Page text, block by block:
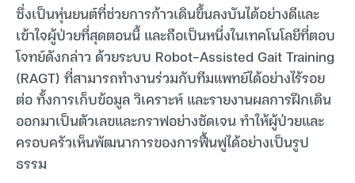
ซึ่งเป็นหุ่นยนต์ที่ช่วยการก้าวเดินขึ้นลงบันได้อย่างดีและ
เข้าใจผู้ป่วยที่สุดตอนนี้ และถือเป็นหนึ่งในเทคโนโลยีที่ตอบ
โจทย์ดังกล่าว ด้วยระบบ Robot-Assisted Gait Training
(RAGT) ที่สามารถทำงานร่วมกับทีมแพทย์ได้อย่างไร้รอย
ต่อ ทั้งการเก็บข้อมูล วิเคราะห์ และรายงานผลการฝึกเดิน
ออกมาเป็นตัวเลขและกราฟอย่างชัดเจน ทำให้ผู้ป่วยและ
ครอบครัวเห็นพัฒนาการของการฟื้นฟูได้อย่างเป็นรูป
ธรรม